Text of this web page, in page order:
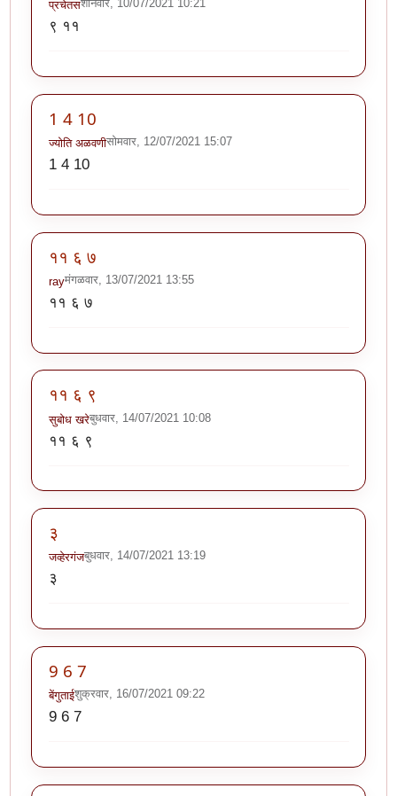
प्रचेतसशनिवार, 10/07/2021 10:21
९ ११
1 4 10
ज्योति अळवणीसोमवार, 12/07/2021 15:07
1 4 10
११ ६ ७
rayमंगळवार, 13/07/2021 13:55
११ ६ ७
११ ६ ९
सुबोध खरेबुधवार, 14/07/2021 10:08
११ ६ ९
३
जव्हेरगंजबुधवार, 14/07/2021 13:19
३
9 6 7
बेंगुताईशुक्रवार, 16/07/2021 09:22
9 6 7